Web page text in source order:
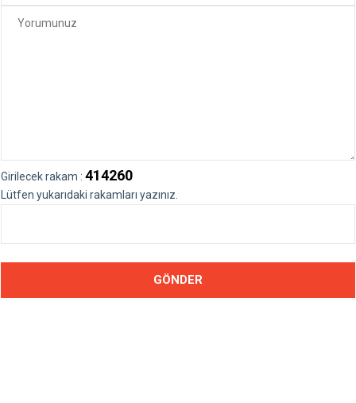
Girilecek rakam : 414260
Lütfen yukarıdaki rakamları yazınız.